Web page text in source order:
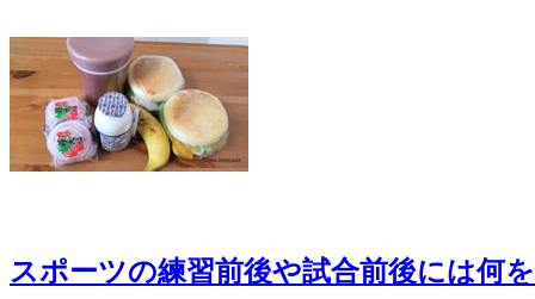
スポーツの練習前後や試合前後には何